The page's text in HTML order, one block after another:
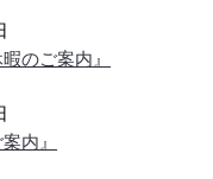
丁目 中古一戸建ての値下
のご案内』
内』